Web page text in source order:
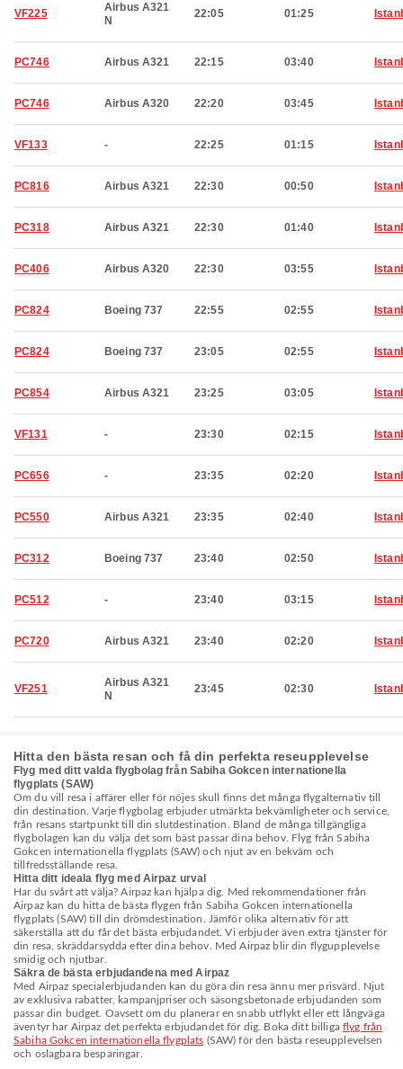
VF225
Airbus A321
N
22:05 01:25
PC746 Airbus A321 22:15 03:40
PC746 Airbus A320 22:20 03:45
VF133 - 22:25 01:15
PC816 Airbus A321 22:30 00:50
PC318 Airbus A321 22:30 01:40
PC406 Airbus A320 22:30 03:55
PC824 Boeing 737 22:55 02:55
PC824 Boeing 737 23:05 02:55
PC854 Airbus A321 23:25 03:05
VF131 - 23:30 02:15
PC656 - 23:35 02:20
PC550 Airbus A321 23:35 02:40
PC312 Boeing 737 23:40 02:50
PC512 - 23:40 03:15
PC720 Airbus A321 23:40 02:20
VF251
Airbus A321
N
23:45 02:30
Hitta den bästa resan och få din perfekta reseupplevelse
Flyg med ditt valda flygbolag från Sabiha Gokcen internationella
flygplats (SAW)
Om du vill resa i affärer eller för nöjes skull finns det många flygalternativ till
din destination. Varje flygbolag erbjuder utmärkta bekvämligheter och service,
från resans startpunkt till din slutdestination. Bland de många tillgängliga
flygbolagen kan du välja det som bäst passar dina behov. Flyg från Sabiha
Gokcen internationella flygplats (SAW) och njut av en bekväm och
tillfredsställande resa.
Hitta ditt ideala flyg med Airpaz urval
Har du svårt att välja? Airpaz kan hjälpa dig. Med rekommendationer från
Airpaz kan du hitta de bästa flygen från Sabiha Gokcen internationella
flygplats (SAW) till din drömdestination. Jämför olika alternativ för att
säkerställa att du får det bästa erbjudandet. Vi erbjuder även extra tjänster för
din resa, skräddarsydda efter dina behov. Med Airpaz blir din flygupplevelse
smidig och njutbar.
Säkra de bästa erbjudandena med Airpaz
Med Airpaz specialerbjudanden kan du göra din resa ännu mer prisvärd. Njut
av exklusiva rabatter, kampanjpriser och säsongsbetonade erbjudanden som
passar din budget. Oavsett om du planerar en snabb utflykt eller ett långväga
äventyr har Airpaz det perfekta erbjudandet för dig. Boka ditt billiga flyg från
Sabiha Gokcen internationella flygplats (SAW) för den bästa reseupplevelsen
och oslagbara besparingar.